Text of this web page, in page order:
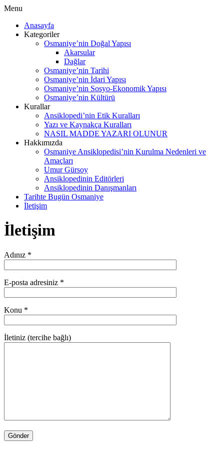
Menu
Anasayfa
Kategoriler
Osmaniye’nin Doğal Yapısı
Akarsular
Dağlar
Osmaniye’nin Tarihi
Osmaniye’nin İdari Yapısı
Osmaniye’nin Sosyo-Ekonomik Yapısı
Osmaniye’nin Kültürü
Kurallar
Ansiklopedi’nin Etik Kuralları
Yazı ve Kaynakça Kuralları
NASIL MADDE YAZARI OLUNUR
Hakkımızda
Osmaniye Ansiklopedisi’nin Kurulma Nedenleri ve
Amaçları
Umur Gürsoy
Ansiklopedinin Editörleri
Ansiklopedinin Danışmanları
Tarihte Bugün Osmaniye
İletişim
İletişim
Adınız *
E-posta adresiniz *
Konu *
İletiniz (tercihe bağlı)